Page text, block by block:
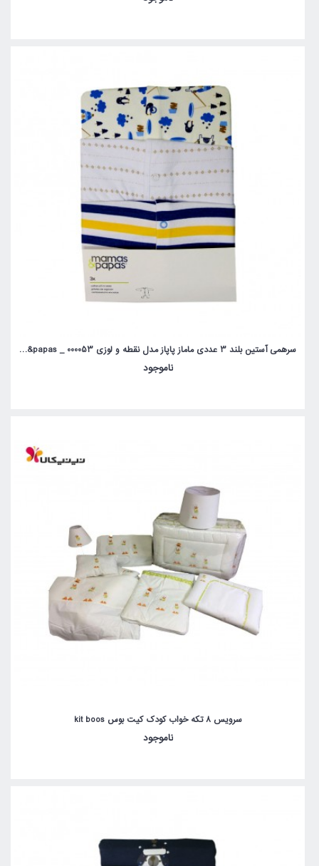
سرهمی آستین بلند 3 عددی ماماز پاپاز مدل نقطه و لوزی mamas&papas _ 000053
ناموجود
سرویس 8 تکه خواب کودک کیت بوس kit boos
ناموجود